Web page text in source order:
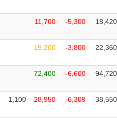
11,700 -5,300 18,420
15,200 -3,800 22,360
72,400 -6,600 94,720
1,100 28,950 -6,309 38,550